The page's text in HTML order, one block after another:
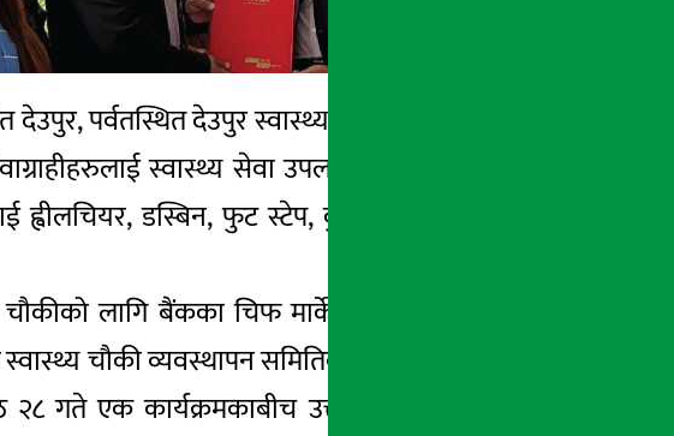
पर्वतस्थित देउपुर स्वास्थ्य चौकीलाई स्वास्थ्य उपकरण
स्वास्थ्य सेवा उपलब्ध गराइरहेको उक्त स्वास्थ्य
डस्बिन, फुट स्टेप, कुर्ची, स्युचर सेट लगायतका
लागि बैंकका चिफ मार्केटिङ्ग अफिसर दिपेन्द्र शर्मा र
चौकी व्यवस्थापन समितिका अध्यक्ष बेल बहादुर कार्की
गते एक कार्यक्रमकाबीच उक्त उपकरण तथा सामग्रीहरु